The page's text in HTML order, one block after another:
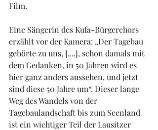
Film.
Eine Sängerin des Kufa-Bürgerchors
erzählt vor der Kamera: „Der Tagebau
gehörte zu uns, [....], schon damals mit
dem Gedanken, in 50 Jahren wird es
hier ganz anders aussehen, und jetzt
sind diese 50 Jahre um“. Dieser lange
Weg des Wandels von der
Tagebaulandschaft bis zum Seenland
ist ein wichtiger Teil der Lausitzer